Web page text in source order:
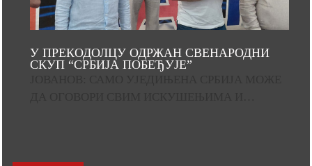
У ПРЕКОДОЛЦУ ОДРЖАН СВЕНАРОДНИ
СКУП “СРБИЈА ПОБЕЂУЈЕ”